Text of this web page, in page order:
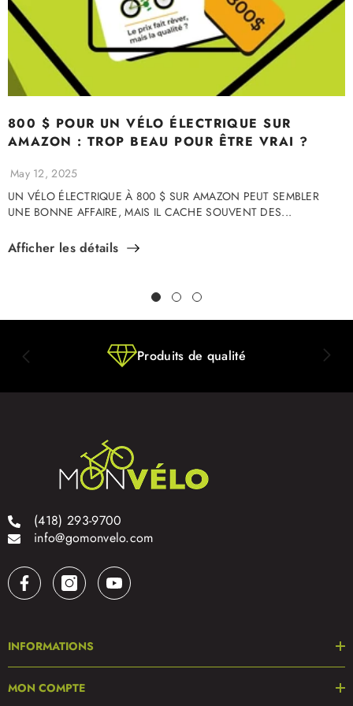
800 $ POUR UN VÉLO ÉLECTRIQUE SUR
AMAZON : TROP BEAU POUR ÊTRE VRAI ?
May 12, 2025
UN VÉLO ÉLECTRIQUE À 800 $ SUR AMAZON PEUT SEMBLER
UNE BONNE AFFAIRE, MAIS IL CACHE SOUVENT DES...
Afficher les détails
Produits de qualité
(418) 293-9700
info@gomonvelo.com
INFORMATIONS
MON COMPTE